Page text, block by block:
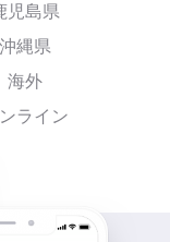
児島県
沖縄県
海外
ライン